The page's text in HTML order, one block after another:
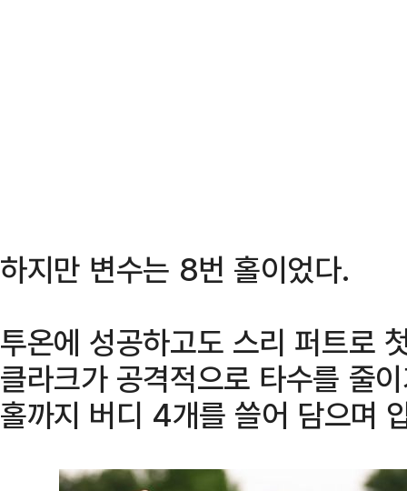
하지만 변수는 8번 홀이었다.
투온에 성공하고도 스리 퍼트로
클라크가 공격적으로 타수를 줄
홀까지 버디 4개를 쓸어 담으며